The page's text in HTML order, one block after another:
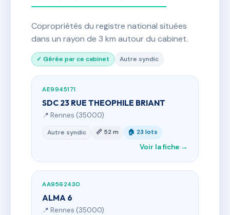
Copropriétés du registre national situées
dans un rayon de 3 km autour du cabinet.
✓ Gérée par ce cabinet Autre syndic
AE9945171
SDC 23 RUE THEOPHILE BRIANT
📍 Rennes (35000)
Autre syndic 📏 52 m 🏠 23 lots
Voir la fiche →
AA9562430
ALMA 6
📍 Rennes (35000)